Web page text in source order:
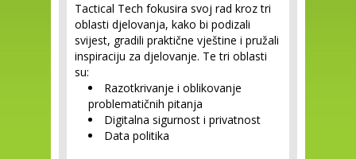
Tactical Tech fokusira svoj rad kroz tri
oblasti djelovanja, kako bi podizali
svijest, gradili praktične vještine i pružali
inspiraciju za djelovanje. Te tri oblasti
su:
Razotkrivanje i oblikovanje
problematičnih pitanja
Digitalna sigurnost i privatnost
Data politika